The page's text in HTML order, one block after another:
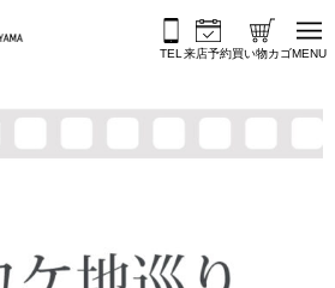
TEL 来店予約買い物カゴMENU